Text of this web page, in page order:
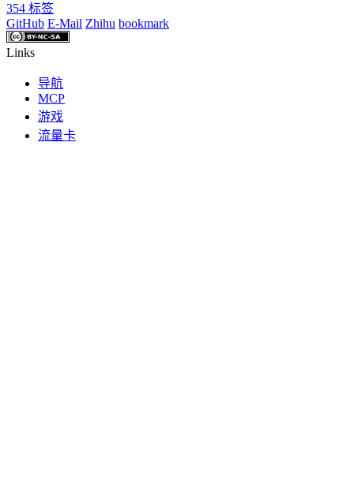
354 标签
GitHub E-Mail Zhihu bookmark
Links
导航
MCP
游戏
流量卡